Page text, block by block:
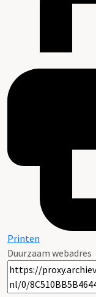
Printen
Duurzaam webadres